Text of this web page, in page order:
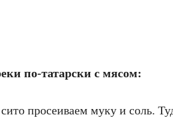
по-татарски с мясом:
просеиваем муку и соль.